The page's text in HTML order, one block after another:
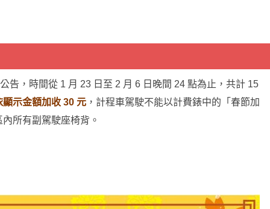
告，時間從 1 月 23 日至 2 月 6 日晚間 24 點為止，共計 15
示金額加收 30 元 ，計程車駕駛不能以計費錶中的「春節加
所有副駕駛座椅背。